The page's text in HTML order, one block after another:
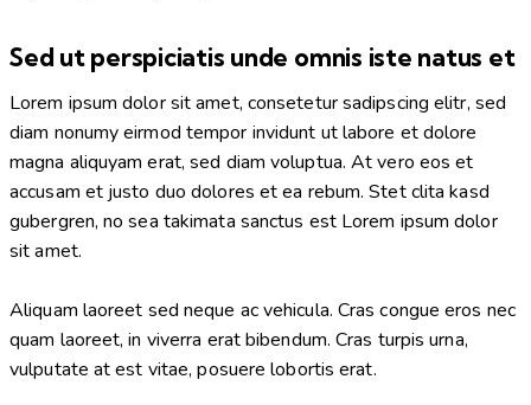
Sed ut perspiciatis unde omnis iste natus et
Lorem ipsum dolor sit amet, consetetur sadipscing elitr, sed
diam nonumy eirmod tempor invidunt ut labore et dolore
magna aliquyam erat, sed diam voluptua. At vero eos et
accusam et justo duo dolores et ea rebum. Stet clita kasd
gubergren, no sea takimata sanctus est Lorem ipsum dolor
sit amet.
Aliquam laoreet sed neque ac vehicula. Cras congue eros nec
quam laoreet, in viverra erat bibendum. Cras turpis urna,
vulputate at est vitae, posuere lobortis erat.